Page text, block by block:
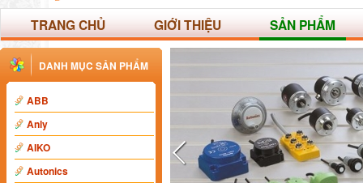
TRANG CHỦ GIỚI THIỆU SẢN PHẨM
DANH MỤC SẢN PHẨM
ABB
Anly
AIKO
Autonics